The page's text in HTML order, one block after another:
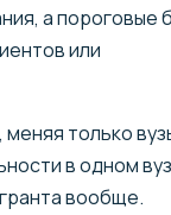
а пороговые
или
только
в одном
вообще.